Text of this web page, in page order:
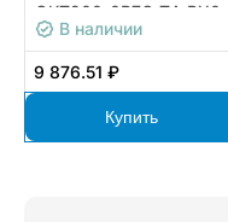
OKT200-0R7G-T4-BX0
В наличии
9 876.51 ₽
Купить